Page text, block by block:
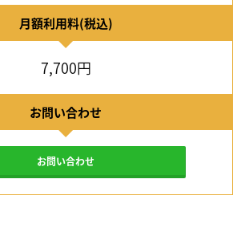
月額利用料(税込)
7,700円
お問い合わせ
お問い合わせ